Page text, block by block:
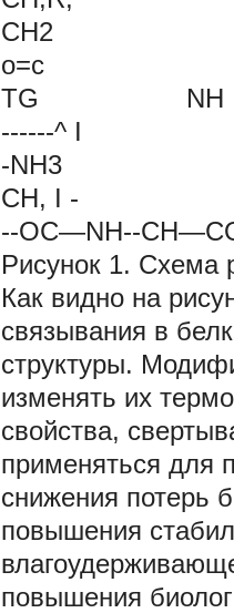
CH2
o=c
TG NH
------^ I
-NH3
CH, I -
--ОС—NH--
Рисунок 1. Схема
Как видно на
связывания в
структуры.
изменять их
свойства,
применяться для
снижения потерь
повышения
повышения